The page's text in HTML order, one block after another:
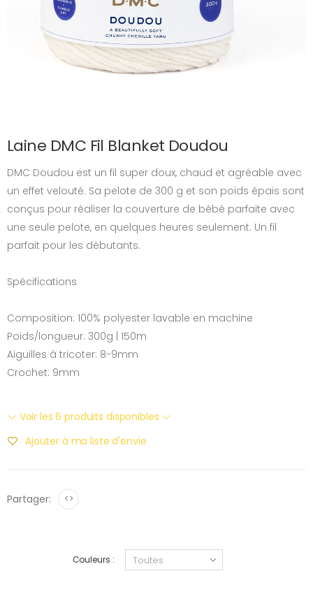
Laine DMC Fil Blanket Doudou
DMC Doudou est un fil super doux, chaud et agréable avec
un effet velouté. Sa pelote de 300 g et son poids épais sont
conçus pour réaliser la couverture de bébé parfaite avec
une seule pelote, en quelques heures seulement. Un fil
parfait pour les débutants.
Spécifications
Composition: 100% polyester lavable en machine
Poids/longueur: 300g | 150m
Aiguilles à tricoter: 8-9mm
Crochet: 9mm
Voir les 6 produits disponibles
Ajouter à ma liste d'envie
Partager: <>
Couleurs :